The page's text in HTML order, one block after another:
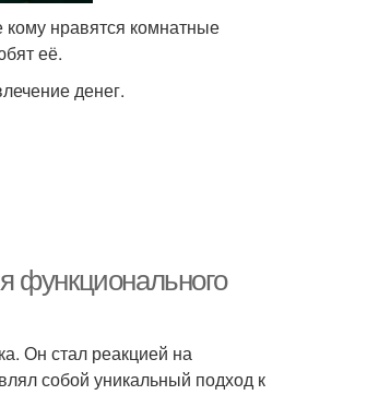
кому нравятся комнатные
её.
денег.
функционального
Он стал реакцией на
собой уникальный подход к